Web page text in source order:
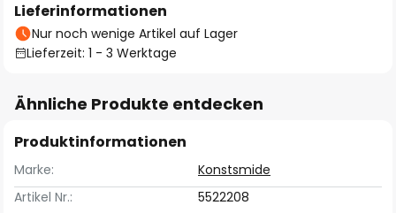
Lieferinformationen
Nur noch wenige Artikel auf Lager
Lieferzeit: 1 - 3 Werktage
Ähnliche Produkte entdecken
Produktinformationen
Marke:
Konstsmide
Artikel Nr.:
5522208